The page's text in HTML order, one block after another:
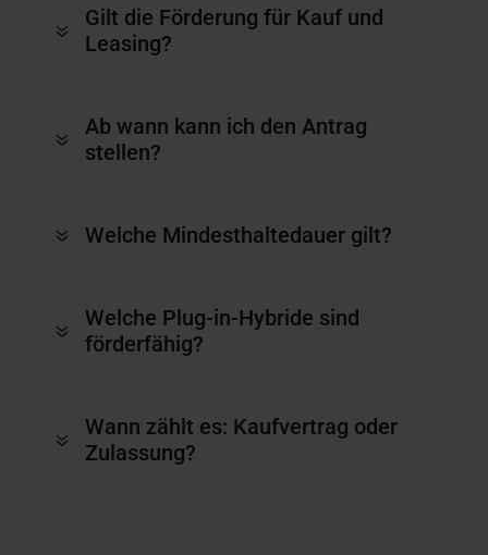
7
Gilt die Förderung für Kauf und
Leasing?
7
Ab wann kann ich den Antrag
stellen?
7 Welche Mindesthaltedauer gilt?
7
Welche Plug-in-Hybride sind
förderfähig?
7
Wann zählt es: Kaufvertrag oder
Zulassung?